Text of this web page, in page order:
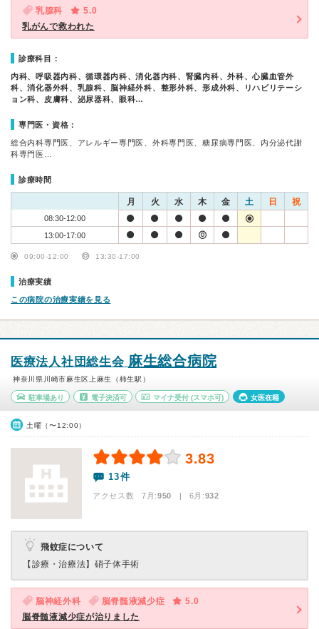
乳腺科
5.0
乳がんで救われた
診療科目：
内科、呼吸器内科、循環器内科、消化器内科、腎臓内科、外科、心臓血管外
科、消化器外科、乳腺科、脳神経外科、整形外科、形成外科、リハビリテーシ
ョン科、皮膚科、泌尿器科、眼科…
専門医・資格：
総合内科専門医、アレルギー専門医、外科専門医、糖尿病専門医、内分泌代謝
科専門医…
診療時間
月 火 水 木 金 土 日 祝
08:30-12:00
13:00-17:00
09:00-12:00 13:30-17:00
治療実績
この病院の治療実績を見る
医療法人社団総生会 麻生総合病院
神奈川県川崎市麻生区上麻生（柿生駅）
駐車場あり 電子決済可 マイナ受付 (スマホ可) 女医在籍
土曜（〜12:00）
3.83
13件
アクセス数 7月:950 | 6月:932
飛蚊症について
【診療・治療法】 硝子体手術
脳神経外科 脳脊髄液減少症
5.0
脳脊髄液減少症が治りました